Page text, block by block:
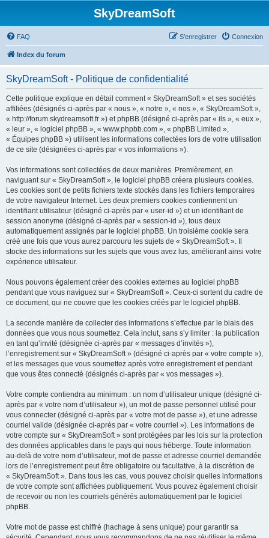
SkyDreamSoft
FAQ Connexion
S’enregistrer
Index du forum
SkyDreamSoft - Politique de confidentialité
Cette politique explique en détail comment « SkyDreamSoft » et ses sociétés
affiliées (désignés ci-après par « nous », « notre », « nos », « SkyDreamSoft »,
« http://forum.skydreamsoft.fr ») et phpBB (désigné ci-après par « ils », « eux »,
« leur », « logiciel phpBB », « www.phpbb.com », « phpBB Limited »,
« Équipes phpBB ») utilisent les informations collectées lors de votre utilisation
de ce site (désignées ci-après par « vos informations »).
Vos informations sont collectées de deux manières. Premièrement, en
naviguant sur « SkyDreamSoft », le logiciel phpBB créera plusieurs cookies.
Les cookies sont de petits fichiers texte stockés dans les fichiers temporaires
de votre navigateur Internet. Les deux premiers cookies contiennent un
identifiant utilisateur (désigné ci-après par « user-id ») et un identifiant de
session anonyme (désigné ci-après par « session-id »), tous deux
automatiquement assignés par le logiciel phpBB. Un troisième cookie sera
créé une fois que vous aurez parcouru les sujets de « SkyDreamSoft ». Il
stocke des informations sur les sujets que vous avez lus, améliorant ainsi votre
expérience utilisateur.
Nous pouvons également créer des cookies externes au logiciel phpBB
pendant que vous naviguez sur « SkyDreamSoft ». Ceux-ci sortent du cadre de
ce document, qui ne couvre que les cookies créés par le logiciel phpBB.
La seconde manière de collecter des informations s’effectue par le biais des
données que vous nous soumettez. Cela inclut, sans s’y limiter : la publication
en tant qu’invité (désignée ci-après par « messages d’invités »),
l’enregistrement sur « SkyDreamSoft » (désigné ci-après par « votre compte »),
et les messages que vous soumettez après votre enregistrement et pendant
que vous êtes connecté (désignés ci-après par « vos messages »).
Votre compte contiendra au minimum : un nom d’utilisateur unique (désigné ci-
après par « votre nom d’utilisateur »), un mot de passe personnel utilisé pour
vous connecter (désigné ci-après par « votre mot de passe »), et une adresse
courriel valide (désignée ci-après par « votre courriel »). Les informations de
votre compte sur « SkyDreamSoft » sont protégées par les lois sur la protection
des données applicables dans le pays qui nous héberge. Toute information
au-delà de votre nom d’utilisateur, mot de passe et adresse courriel demandée
lors de l’enregistrement peut être obligatoire ou facultative, à la discrétion de
« SkyDreamSoft ». Dans tous les cas, vous pouvez choisir quelles informations
de votre compte sont affichées publiquement. Vous pouvez également choisir
de recevoir ou non les courriels générés automatiquement par le logiciel
phpBB.
Votre mot de passe est chiffré (hachage à sens unique) pour garantir sa